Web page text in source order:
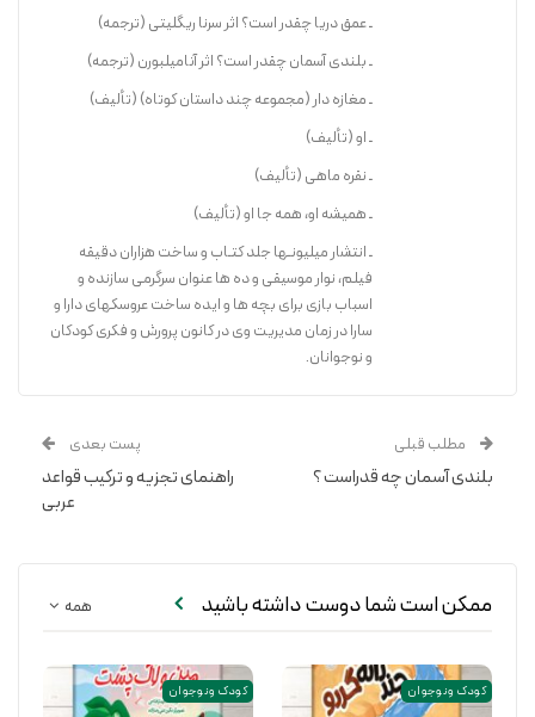
ـ عمق دریا چقدر است؟ اثر سرنا ریگلیتی (ترجمه)
ـ بلندی آسمان چقدر است؟ اثر آنامیلبورن (ترجمه)
ـ مغازه ­دار (مجموعه چند داستان کوتاه) (تألیف)
ـ او (تألیف)
ـ نقره ماهی (تألیف)
ـ همیشه او، همه جا او (تألیف)
ـ انتشار میلیونـها جلد کتـاب و ساخت هزاران دقیقه
فیلم، نوار موسیقی و ده­ ها عنوان سرگرمی سازنده و
اسباب­ بازی برای بچه­ ها و ایده ساخت عروسکهای دارا و
سارا در زمان مدیریت وی در کانون پرورش و فکری کودکان
و نوجوانان.
مطلب قبلی
بلندی آسمان چه قدراست ؟
پست بعدی
راهنمای تجزیه و ترکیب قواعد
عربی
همه ممکن است شما دوست داشته باشید
کودک و نوجوان کودک و نوجوان